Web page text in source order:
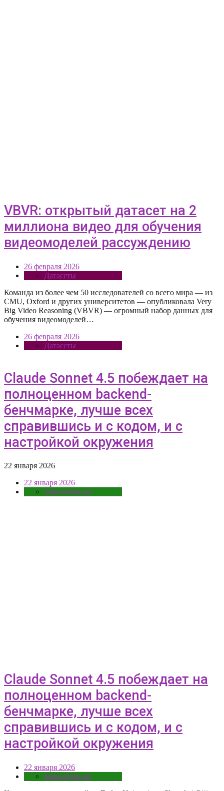
VBVR: открытый датасет на 2
миллиона видео для обучения
видеомоделей рассуждению
26 февраля 2026
Датасеты
Команда из более чем 50 исследователей со всего мира — из
CMU, Oxford и других университетов — опубликовала Very
Big Video Reasoning (VBVR) — огромный набор данных для
обучения видеомоделей…
26 февраля 2026
Датасеты
Claude Sonnet 4.5 побеждает на
полноценном backend-
бенчмарке, лучше всех
справившись и с кодом, и с
настройкой окружения
22 января 2026
22 января 2026
State-of-the-art
Claude Sonnet 4.5 побеждает на
полноценном backend-
бенчмарке, лучше всех
справившись и с кодом, и с
настройкой окружения
22 января 2026
State-of-the-art